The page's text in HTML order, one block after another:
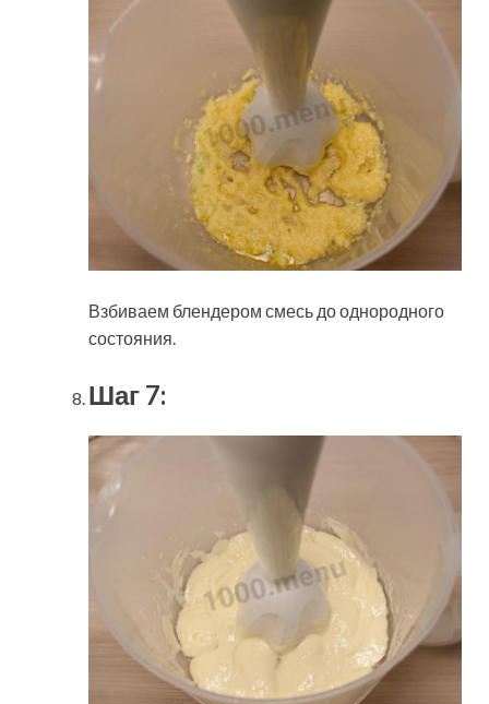
Взбиваем блендером смесь до однородного
состояния.
Шаг 7: